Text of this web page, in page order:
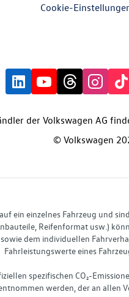
Cookie-
der Volkswagen AG
© Volkswagen
ein einzelnes Fahrzeug und
Reifenformat usw.)
dem individuellen
Fahrleistungswerte eines
spezifischen CO₂-
werden, der an